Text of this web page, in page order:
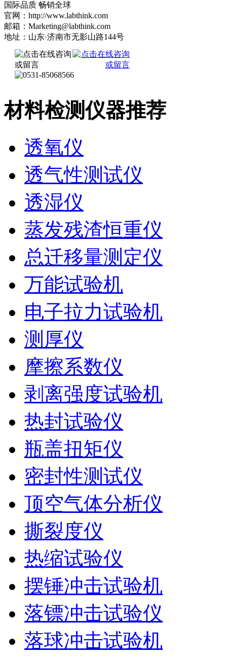
国际品质 畅销全球
官网：http://www.labthink.com
邮箱：Marketing@labthink.com
地址：山东·济南市无影山路144号
材料检测仪器推荐
透氧仪
透气性测试仪
透湿仪
蒸发残渣恒重仪
总迁移量测定仪
万能试验机
电子拉力试验机
测厚仪
摩擦系数仪
剥离强度试验机
热封试验仪
瓶盖扭矩仪
密封性测试仪
顶空气体分析仪
撕裂度仪
热缩试验仪
摆锤冲击试验机
落镖冲击试验仪
落球冲击试验机